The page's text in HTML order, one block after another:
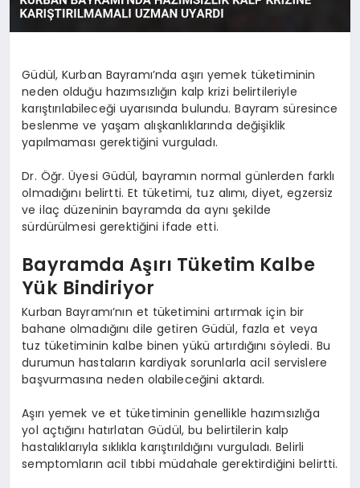
Güdül, Kurban Bayramı’nda aşırı yemek tüketiminin
neden olduğu hazımsızlığın kalp krizi belirtileriyle
karıştırılabileceği uyarısında bulundu. Bayram süresince
beslenme ve yaşam alışkanlıklarında değişiklik
yapılmaması gerektiğini vurguladı.
Dr. Öğr. Üyesi Güdül, bayramın normal günlerden farklı
olmadığını belirtti. Et tüketimi, tuz alımı, diyet, egzersiz
ve ilaç düzeninin bayramda da aynı şekilde
sürdürülmesi gerektiğini ifade etti.
Bayramda Aşırı Tüketim Kalbe
Yük Bindiriyor
Kurban Bayramı’nın et tüketimini artırmak için bir
bahane olmadığını dile getiren Güdül, fazla et veya
tuz tüketiminin kalbe binen yükü artırdığını söyledi. Bu
durumun hastaların kardiyak sorunlarla acil servislere
başvurmasına neden olabileceğini aktardı.
Aşırı yemek ve et tüketiminin genellikle hazımsızlığa
yol açtığını hatırlatan Güdül, bu belirtilerin kalp
hastalıklarıyla sıklıkla karıştırıldığını vurguladı. Belirli
semptomların acil tıbbi müdahale gerektirdiğini belirtti.